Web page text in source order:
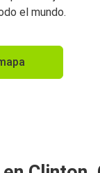
el mundo.